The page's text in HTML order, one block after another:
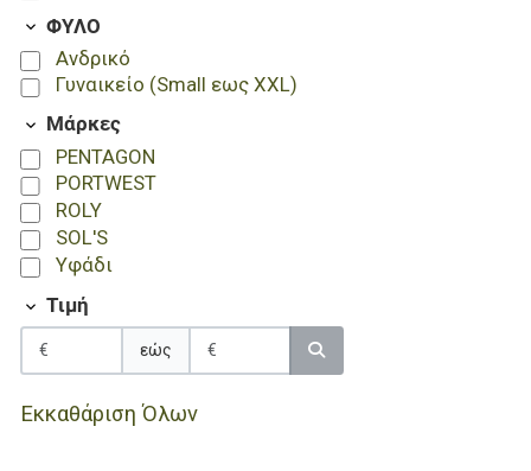
ΦΥΛΟ
Ανδρικό
Γυναικείο (Small εως XXL)
Μάρκες
PENTAGON
PORTWEST
ROLY
SOL'S
Υφάδι
Τιμή
εώς
Εκκαθάριση Όλων